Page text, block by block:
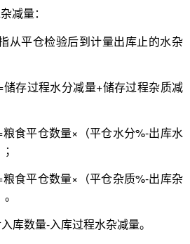
减量：
从平仓检验后到计量出库止的水杂
存过程水分减量+储存过程杂质减
食平仓数量×（平仓水分%-出库水
食平仓数量×（平仓杂质%-出库杂
库数量-入库过程水杂减量。